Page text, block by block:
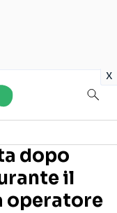
x
dopo
il
operatore